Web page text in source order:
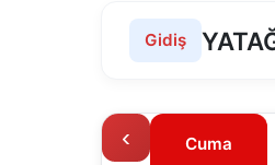
Gidiş
‹ Cuma